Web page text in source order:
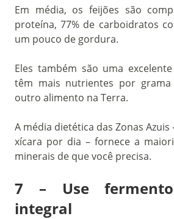
Em média, os feijões são
proteína, 77% de carboidratos
um pouco de gordura.
Eles também são uma
têm mais nutrientes por
outro alimento na Terra.
A média dietética das Zonas
xícara por dia – fornece a
minerais de que você precisa.
7 – Use
integral